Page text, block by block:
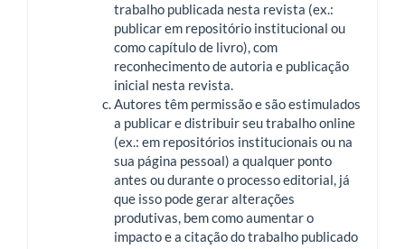
trabalho publicada nesta revista (ex.:
publicar em repositório institucional ou
como capítulo de livro), com
reconhecimento de autoria e publicação
inicial nesta revista.
Autores têm permissão e são estimulados
a publicar e distribuir seu trabalho online
(ex.: em repositórios institucionais ou na
sua página pessoal) a qualquer ponto
antes ou durante o processo editorial, já
que isso pode gerar alterações
produtivas, bem como aumentar o
impacto e a citação do trabalho publicado